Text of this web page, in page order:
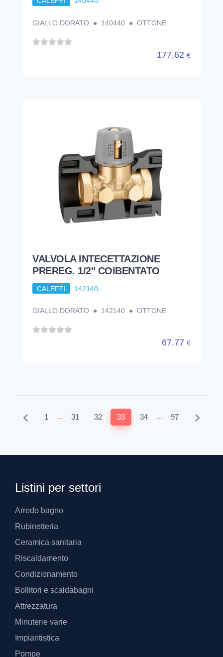
GIALLO DORATO ● 140440 ● OTTONE
177,62 €
VALVOLA INTECETTAZIONE
PREREG. 1/2" COIBENTATO
CALEFFI 142140
GIALLO DORATO ● 142140 ● OTTONE
67,77 €
1 ... 31 32 33 34 ... 97
Listini per settori
Arredo bagno
Rubinetteria
Ceramica sanitaria
Riscaldamento
Condizionamento
Bollitori e scaldabagni
Attrezzatura
Minuterie varie
Impiantistica
Pompe